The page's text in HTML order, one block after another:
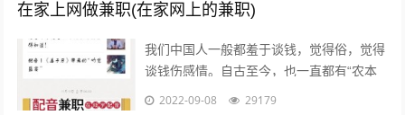
在家上网做兼职(在家网上的兼职)
我们中国人一般都羞于谈钱，觉得俗，觉得
谈钱伤感情。自古至今，也一直都有“农本
商末”“学而优则仕”的思想传统。已经开始做
2022-09-08 29179